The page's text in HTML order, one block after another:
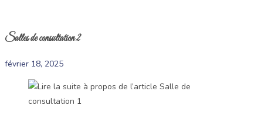
Salles de consultation 2
février 18, 2025